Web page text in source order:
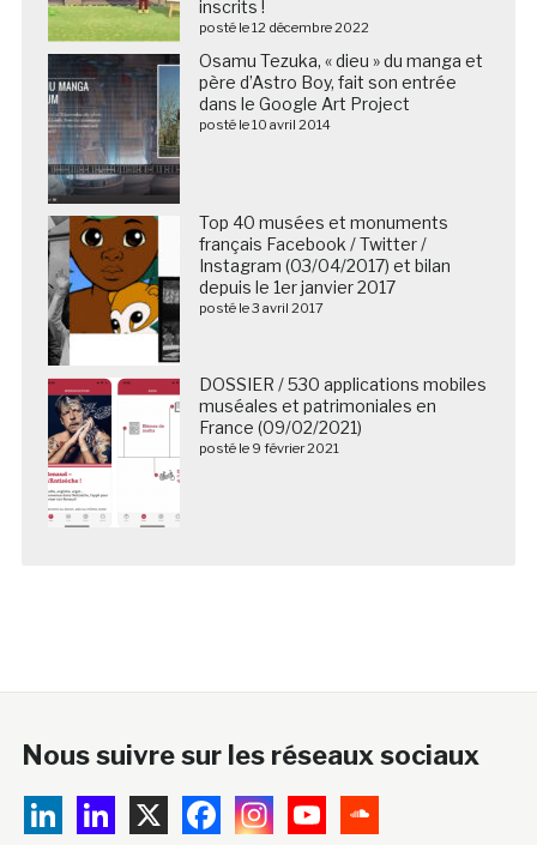
inscrits !
posté le 12 décembre 2022
Osamu Tezuka, « dieu » du manga et
père d’Astro Boy, fait son entrée
dans le Google Art Project
posté le 10 avril 2014
Top 40 musées et monuments
français Facebook / Twitter /
Instagram (03/04/2017) et bilan
depuis le 1er janvier 2017
posté le 3 avril 2017
DOSSIER / 530 applications mobiles
muséales et patrimoniales en
France (09/02/2021)
posté le 9 février 2021
Nous suivre sur les réseaux sociaux